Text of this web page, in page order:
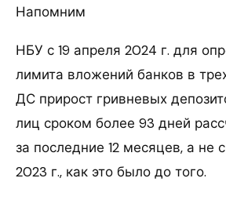
Напомним
НБУ с 19 апреля 2024 г. для
лимита вложений банков в
ДС прирост гривневых
лиц сроком более 93 дней
за последние 12 месяцев, а не
2023 г., как это было до того.